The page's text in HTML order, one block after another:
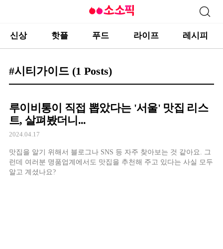
신상 핫플 푸드 라이프 레시피
#시티가이드 (1 Posts)
루이비통이 직접 뽑았다는 '서울' 맛집 리스
트, 살펴봤더니...
2024.04.17
맛집을 알기 위해서 블로그나 SNS 등 자주 찾아보는 것 같아요. 그
런데 여러분 명품업계에서도 맛집을 추천해 주고 있다는 사실 모두
알고 계셨나요?